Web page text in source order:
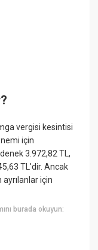
vergisi kesintisi
için
3.972,82 TL,
TL'dir. Ancak
ayrılanlar için
burada okuyun: